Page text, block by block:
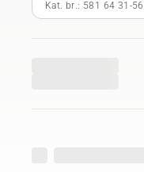
Kat. br.: 581 64 31‑56